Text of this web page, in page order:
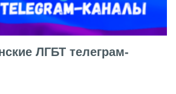
ЛГБТ телеграм-